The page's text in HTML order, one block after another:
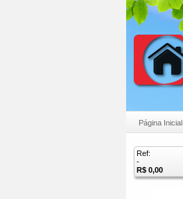
Página Inicial
Ref:
-
R$ 0,00